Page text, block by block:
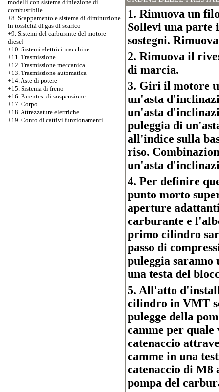
modelli con sistema d'iniezione di
combustibile
+8. Scappamento e sistema di diminuzione
in tossicità di gas di scarico
+9. Sistemi del carburante del motore
diesel
+10. Sistemi elettrici macchine
+11. Trasmissione
+12. Trasmissione meccanica
+13. Trasmissione automatica
+14. Aste di potere
+15. Sistema di freno
+16. Parentesi di sospensione
+17. Corpo
+18. Attrezzature elettriche
+19. Conto di cattivi funzionamenti
1. Rimuova un
Sollevi una parte
sostegni.
2. Rimuova il
di marcia.
3. Giri il motore
un'asta
un'asta
puleggia di
all'indice sulla
riso.
un'asta
4. Per definire
punto morto
aperture
carburante e
primo cilindro
passo di
puleggia
una testa del
5. All'atto
cilindro in VMT
pulegge della
camme per
catenaccio
camme in una
catenaccio di M8
pompa del